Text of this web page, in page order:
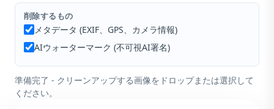
削除するもの
メタデータ (EXIF、GPS、カメラ情報)
AIウォーターマーク (不可視AI署名)
準備完了 - クリーンアップする画像をドロップまたは選択して
ください。